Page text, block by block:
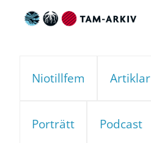
Huvudnavigering
Niotillfem Artiklar
Porträtt Podcast